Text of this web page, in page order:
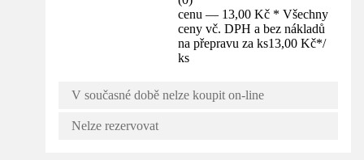
cenu — 13,00 Kč * Všechny
ceny vč. DPH a bez nákladů
na přepravu za ks13,00 Kč*/
ks
V současné době nelze koupit on-line
Nelze rezervovat